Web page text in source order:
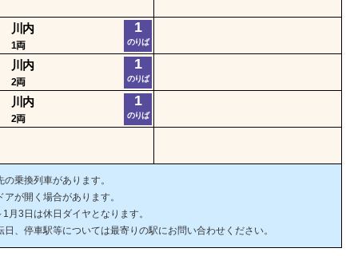
川内
1両
1
のりば
川内
2両
1
のりば
川内
2両
1
のりば
乗換列車があります。
が開く場合があります。
3日は休日ダイヤとなります。
、停車駅等については最寄りの駅にお問い合わせください。